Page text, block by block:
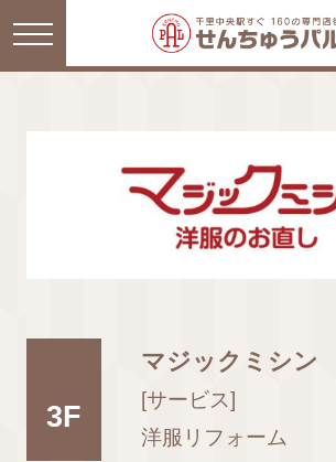
3F
マジックミシン
[サービス]
洋服リフォーム